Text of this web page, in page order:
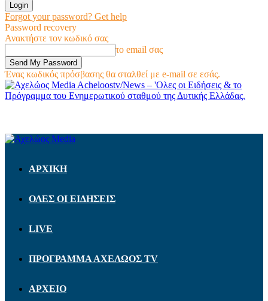
Forgot your password? Get help
Password recovery
Ανακτήστε τον κωδικό σας
το email σας
Ένας κωδικός πρόσβασης θα σταλθεί με e-mail σε εσάς.
Acheloostv/News – 'Ολες οι Ειδήσεις & το
Πρόγραμμα του Ενημερωτικού σταθμού της Δυτικής Ελλάδας.
ΑΡΧΙΚΗ
ΟΛΕΣ ΟΙ ΕΙΔΗΣΕΙΣ
LIVE
ΠΡΟΓΡΑΜΜΑ ΑΧΕΛΩΟΣ TV
ΑΡΧΕΙΟ